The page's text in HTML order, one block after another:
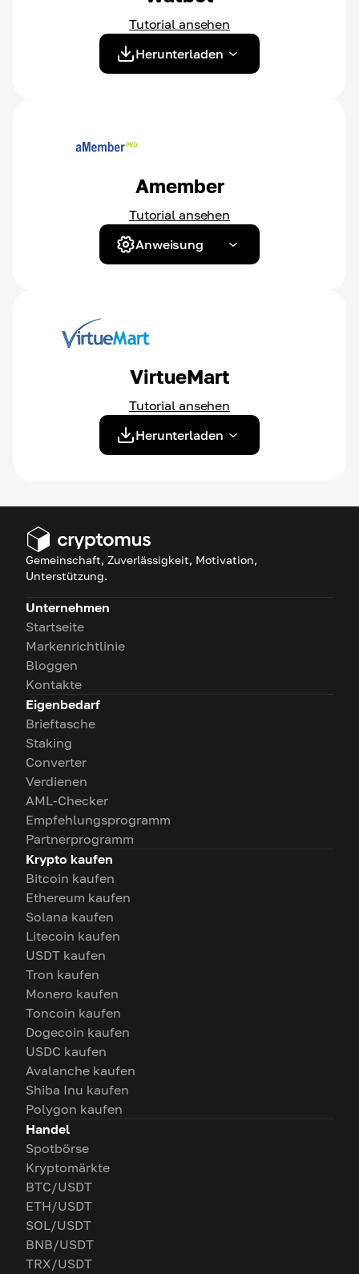
Tutorial ansehen
Herunterladen
Amember
Tutorial ansehen
Anweisung
VirtueMart
Tutorial ansehen
Herunterladen
Gemeinschaft, Zuverlässigkeit, Motivation,
Unterstützung.
Unternehmen
Startseite
Markenrichtlinie
Bloggen
Kontakte
Eigenbedarf
Brieftasche
Staking
Converter
Verdienen
AML-Checker
Empfehlungsprogramm
Partnerprogramm
Krypto kaufen
Bitcoin kaufen
Ethereum kaufen
Solana kaufen
Litecoin kaufen
USDT kaufen
Tron kaufen
Monero kaufen
Toncoin kaufen
Dogecoin kaufen
USDC kaufen
Avalanche kaufen
Shiba Inu kaufen
Polygon kaufen
Handel
Spotbörse
Kryptomärkte
BTC/USDT
ETH/USDT
SOL/USDT
BNB/USDT
TRX/USDT